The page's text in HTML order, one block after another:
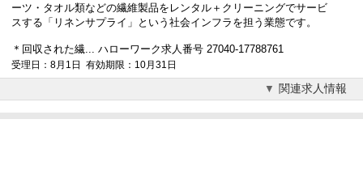
ーツ・タオル類などの繊維製品をレンタル＋クリーニングでサービ
スする「リネンサプライ」という社会インフラを担う業態です。
＊回収された繊... ハローワーク求人番号 27040-17788761
受理日：8月1日 有効期限：10月31日
関連求人情報